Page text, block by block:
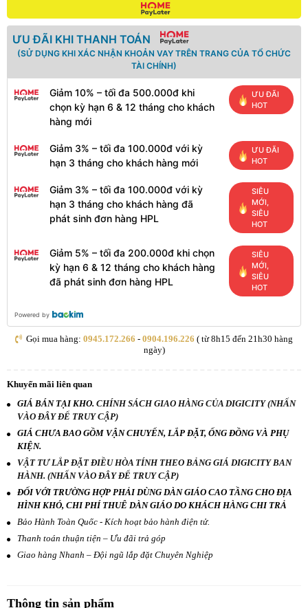
ƯU ĐÃI KHI THANH TOÁN
(SỬ DỤNG KHI XÁC NHẬN KHOẢN VAY TRÊN TRANG CỦA TỔ CHỨC
TÀI CHÍNH)
Giảm 10% – tối đa 500.000đ khi
chọn kỳ hạn 6 & 12 tháng cho khách
hàng mới
ƯU ĐÃI
HOT
Giảm 3% – tối đa 100.000đ với kỳ
hạn 3 tháng cho khách hàng mới
ƯU ĐÃI
HOT
Giảm 3% – tối đa 100.000đ với kỳ
hạn 3 tháng cho khách hàng đã
phát sinh đơn hàng HPL
SIÊU
MỚI,
SIÊU
HOT
Giảm 5% – tối đa 200.000đ khi chọn
kỳ hạn 6 & 12 tháng cho khách hàng
đã phát sinh đơn hàng HPL
SIÊU
MỚI,
SIÊU
HOT
Powered by
Gọi mua hàng: 0945.172.266 - 0904.196.226 ( từ 8h15 đến 21h30 hàng
ngày)
Khuyến mãi liên quan
GIÁ BÁN TẠI KHO. CHÍNH SÁCH GIAO HÀNG CỦA DIGICITY (NHẤN
VÀO ĐÂY ĐỂ TRUY CẬP)
GIÁ CHƯA BAO GỒM VẬN CHUYỂN, LẮP ĐẶT, ỐNG ĐỒNG VÀ PHỤ
KIỆN.
VẬT TƯ LẮP ĐẶT ĐIỀU HÒA TÍNH THEO BẢNG GIÁ DIGICITY BAN
HÀNH. (NHẤN VÀO ĐÂY ĐỂ TRUY CẬP)
ĐỐI VỚI TRƯỜNG HỢP PHẢI DÙNG DÀN GIÁO CAO TẦNG CHO ĐỊA
HÌNH KHÓ, CHI PHÍ THUÊ DÀN GIÁO DO KHÁCH HÀNG CHI TRẢ
Bảo Hành Toàn Quốc - Kích hoạt bảo hành điện tử.
Thanh toán thuận tiện – Ưu đãi trả góp
Giao hàng Nhanh – Đội ngũ lắp đặt Chuyên Nghiệp
Thông tin sản phẩm